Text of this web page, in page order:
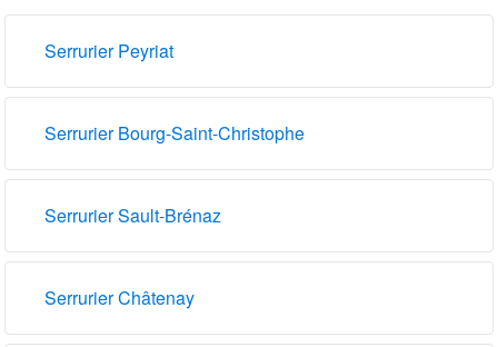
Serrurier Peyriat
Serrurier Bourg-Saint-Christophe
Serrurier Sault-Brénaz
Serrurier Châtenay